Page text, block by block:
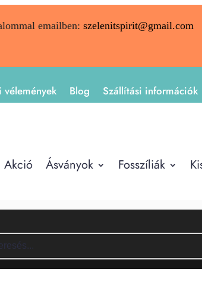
emailben: szelenitspirit@gmail.com
vélemények Blog Szállítási információk
Akció Ásványok Fosszíliák